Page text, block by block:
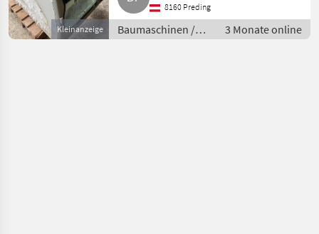
Kleinanzeige
8160 Preding
Baumaschinen /
Minibagger
3 Monate online